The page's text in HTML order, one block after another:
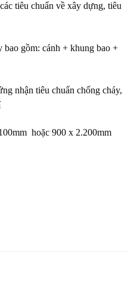
tiêu chuẩn về xây dựng, tiêu
bao gồm: cánh + khung bao +
nhận tiêu chuẩn chống cháy,
hoặc 900 x 2.200mm